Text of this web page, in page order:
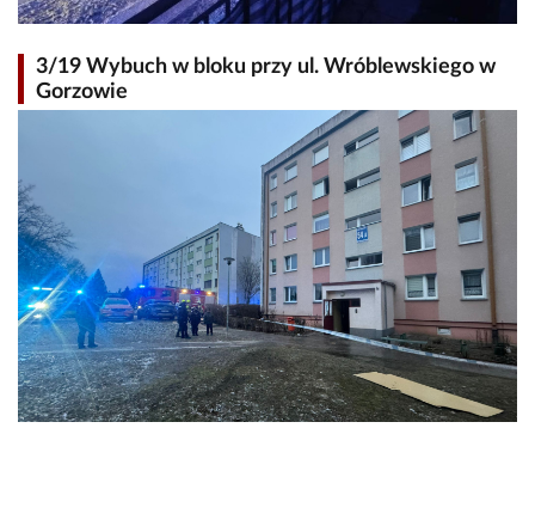
3/19 Wybuch w bloku przy ul. Wróblewskiego w
Gorzowie